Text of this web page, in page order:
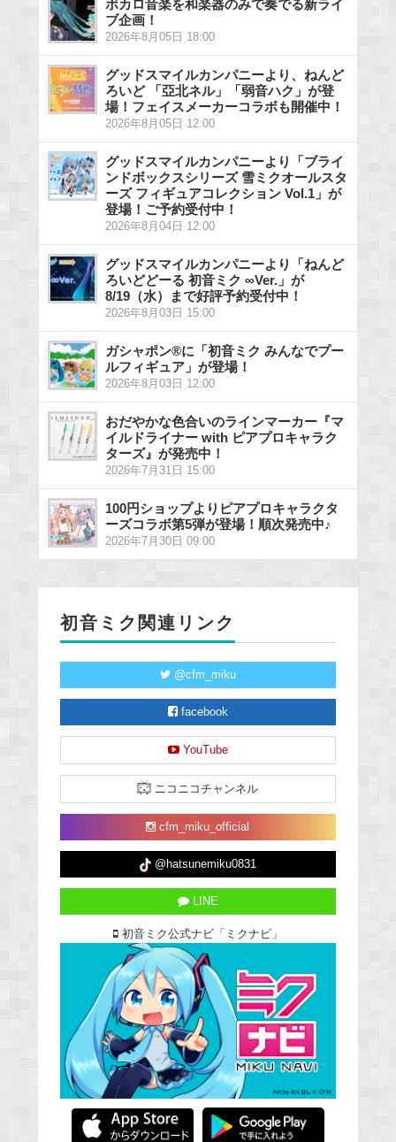
ボカロ音楽を和楽器のみで奏でる新ライ
ブ企画！
2026年8月05日 18:00
グッドスマイルカンパニーより、ねんど
ろいど 「亞北ネル」「弱音ハク」が登
場！フェイスメーカーコラボも開催中！
2026年8月05日 12:00
グッドスマイルカンパニーより「ブライ
ンドボックスシリーズ 雪ミクオールスタ
ーズ フィギュアコレクション Vol.1」が
登場！ご予約受付中！
2026年8月04日 12:00
グッドスマイルカンパニーより「ねんど
ろいどどーる 初音ミク ∞Ver.」が
8/19（水）まで好評予約受付中！
2026年8月03日 15:00
ガシャポン®に「初音ミク みんなでプー
ルフィギュア」が登場！
2026年8月03日 12:00
おだやかな色合いのラインマーカー『マ
イルドライナー with ピアプロキャラク
ターズ』が発売中！
2026年7月31日 15:00
100円ショップよりピアプロキャラクタ
ーズコラボ第5弾が登場！順次発売中♪
2026年7月30日 09:00
初音ミク関連リンク
@cfm_miku
facebook
YouTube
ニコニコチャンネル
cfm_miku_official
@hatsunemiku0831
LINE
初音ミク公式ナビ「ミクナビ」